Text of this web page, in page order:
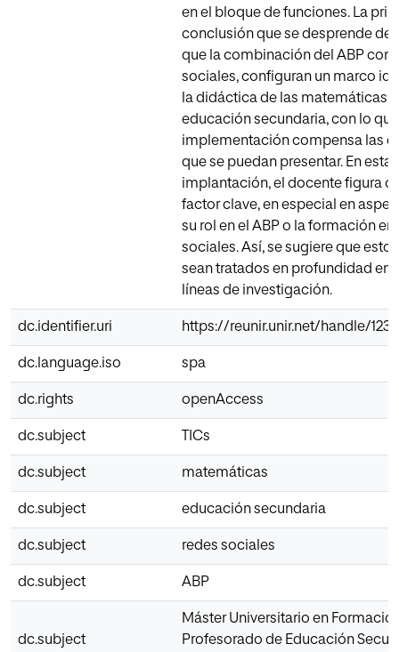
en el bloque de funciones. La
conclusión que se desprende del
que la combinación del ABP con
sociales, configuran un marco
la didáctica de las matemáticas
educación secundaria, con lo
implementación compensa las
que se puedan presentar. En esta
implantación, el docente figura
factor clave, en especial en
su rol en el ABP o la formación en
sociales. Así, se sugiere que
sean tratados en profundidad en
líneas de investigación.
dc.identifier.uri https://reunir.unir.net/handle/
dc.language.iso spa
dc.rights openAccess
dc.subject TICs
dc.subject matemáticas
dc.subject educación secundaria
dc.subject redes sociales
dc.subject ABP
dc.subject
Máster Universitario en
Profesorado de Educación